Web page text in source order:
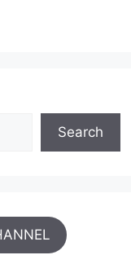
Search